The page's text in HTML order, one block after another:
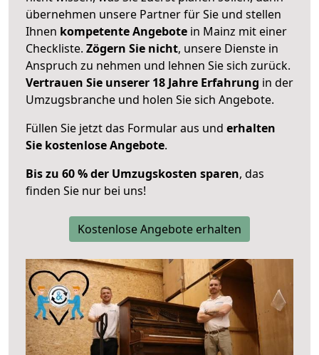
übernehmen unsere Partner für Sie und stellen
Ihnen kompetente Angebote in Mainz mit einer
Checkliste. Zögern Sie nicht, unsere Dienste in
Anspruch zu nehmen und lehnen Sie sich zurück.
Vertrauen Sie unserer 18 Jahre Erfahrung in der
Umzugsbranche und holen Sie sich Angebote.
Füllen Sie jetzt das Formular aus und erhalten
Sie kostenlose Angebote.
Bis zu 60 % der Umzugskosten sparen, das
finden Sie nur bei uns!
Kostenlose Angebote erhalten